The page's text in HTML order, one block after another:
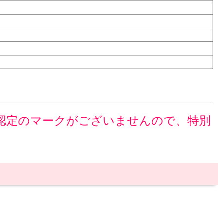
のマークがございませんので、特別